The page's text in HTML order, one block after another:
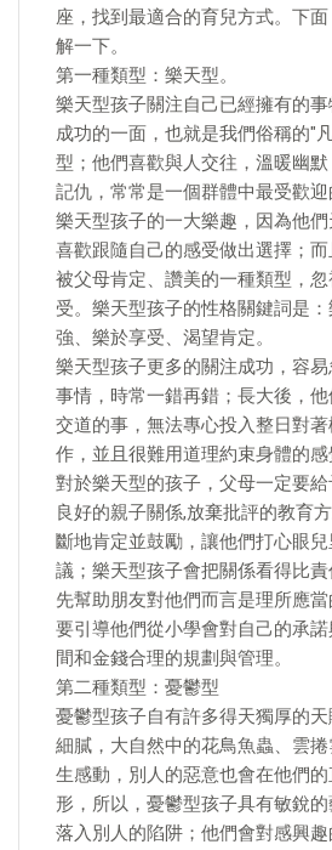
座，找到最適合的育兒方式。下
解一下。
第一種類型：樂天型。
樂天型孩子關注自己已經擁有的
成功的一面，也就是我們俗稱的"
型；他們喜歡與人交往，溫暖幽
記仇，常常是一個群體中最受歡
樂天型孩子的一大樂趣，因為他們
喜歡跟隨自己的感受做出選擇；
被父母肯定、讚美的一種類型，
受。樂天型孩子的性格關鍵詞是
強、樂於享受、渴望肯定。
樂天型孩子更多的關注成功，容
事情，時常一錯再錯；長大後，
交道的事，無法專心投入整日對
作，並且很難用道理約束身體的感
對於樂天型的孩子，父母一定要
良好的親子關係,放棄批評的教育
斷地肯定並鼓勵，讓他們打心眼
議；樂天型孩子會把關係看得比
先幫助朋友對他們而言是理所應
要引導他們從小學會對自己的承
間和金錢合理的規劃與管理。
第二種類型：憂鬱型
憂鬱型孩子自有許多得天獨厚的
細膩，大自然中的花鳥魚蟲、雲
生感動，別人的惡意也會在他們
形，所以，憂鬱型孩子具有敏銳
落入別人的陷阱；他們會對感興趣